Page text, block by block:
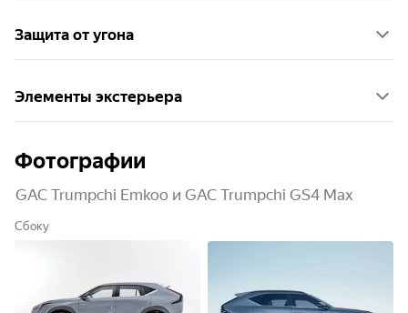
Защита от угона
Элементы экстерьера
Фотографии
GAC Trumpchi Emkoo и GAC Trumpchi GS4 Max
Сбоку